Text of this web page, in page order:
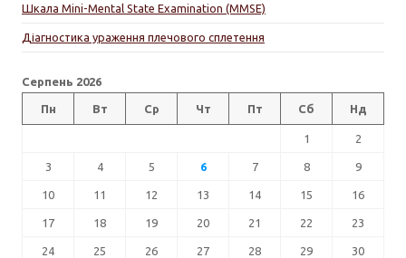
Шкала Mini-Mental State Examination (MMSE)
Діагностика ураження плечового сплетення
Серпень 2026
Пн Вт Ср Чт Пт Сб Нд
1 2
3 4 5 6 7 8 9
10 11 12 13 14 15 16
17 18 19 20 21 22 23
24 25 26 27 28 29 30